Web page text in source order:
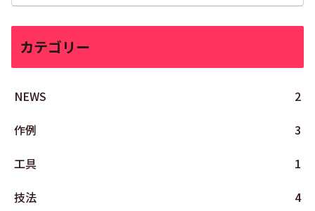
カテゴリー
NEWS
2
作例
3
工具
1
技法
4